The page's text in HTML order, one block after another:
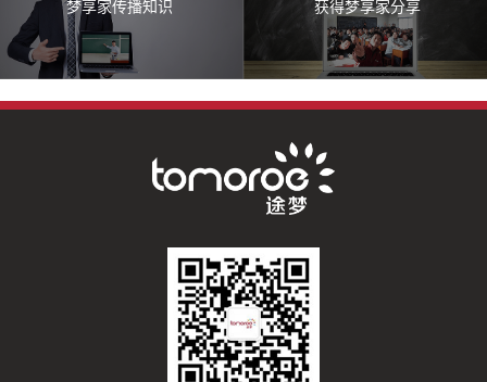
梦享家传播知识 获得梦享家分享